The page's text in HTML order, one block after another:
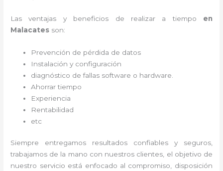
Las ventajas y beneficios de realizar a tiempo en
Malacates son:
Prevención de pérdida de datos
Instalación y configuración
diagnóstico de fallas software o hardware
Ahorrar tiempo
Experiencia
Rentabilidad
etc
Siempre entregamos resultados confiables y seguros,
trabajamos de la mano con nuestros clientes, el objetivo de
nuestro servicio está enfocado al compromiso, disposición